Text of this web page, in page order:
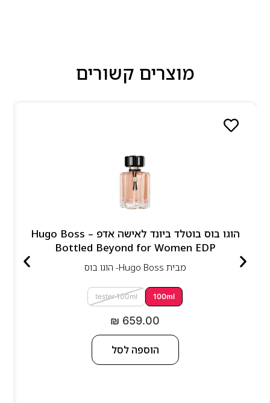
מוצרים קשורים
הוגו בוס בוטלד ביונד לאישה אדפ – Hugo Boss
Bottled Beyond for Women EDP
מבית Hugo Boss- הוגו בוס
100ml
tester 100ml
₪ 659.00
הוספה לסל